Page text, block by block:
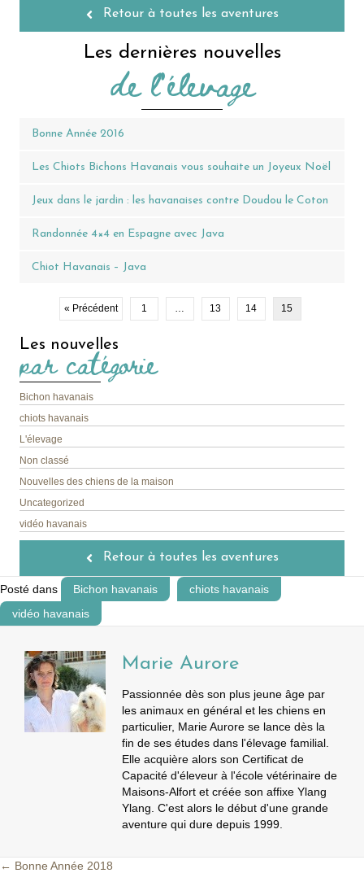
Retour à toutes les aventures
Les dernières nouvelles
de l'élevage
Bonne Année 2016
Les Chiots Bichons Havanais vous souhaite un Joyeux Noël
Jeux dans le jardin : les havanaises contre Doudou le Coton
Randonnée 4×4 en Espagne avec Java
Chiot Havanais – Java
« Précédent 1 … 13 14 15
Les nouvelles
par catégorie
Bichon havanais
chiots havanais
L'élevage
Non classé
Nouvelles des chiens de la maison
Uncategorized
vidéo havanais
Retour à toutes les aventures
Posté dans Bichon havanais
chiots havanais
vidéo havanais
Marie Aurore
Passionnée dès son plus jeune âge par
les animaux en général et les chiens en
particulier, Marie Aurore se lance dès la
fin de ses études dans l'élevage familial.
Elle acquière alors son Certificat de
Capacité d'éleveur à l'école vétérinaire de
Maisons-Alfort et créée son affixe Ylang
Ylang. C'est alors le début d'une grande
aventure qui dure depuis 1999.
← Bonne Année 2018